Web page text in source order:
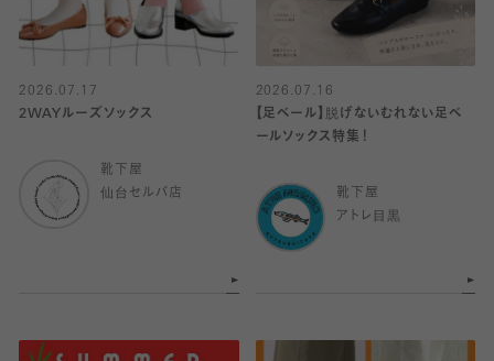
2026.07.17
2WAYルーズソックス
靴下屋
仙台セルバ店
2026.07.16
【足ベール】脱げないむれない足ベ
ールソックス特集！
靴下屋
アトレ目黒